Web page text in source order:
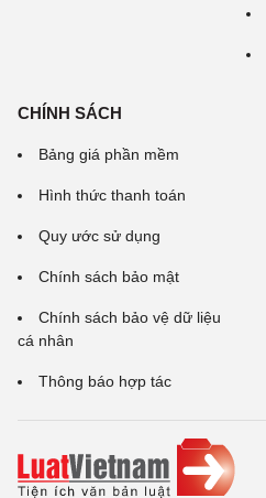
CHÍNH SÁCH
Bảng giá phần mềm
Hình thức thanh toán
Quy ước sử dụng
Chính sách bảo mật
Chính sách bảo vệ dữ liệu
cá nhân
Thông báo hợp tác